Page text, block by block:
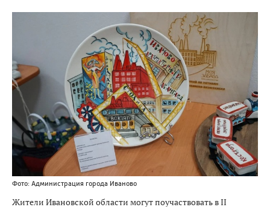
Фото: Администрация города Иваново
Жители Ивановской области могут поучаствовать в II